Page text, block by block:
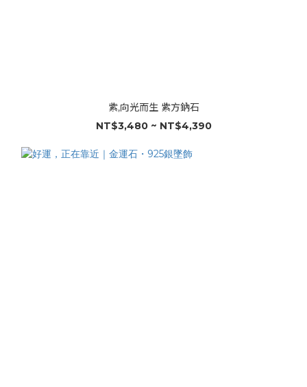
紫,向光而生 紫方鈉石
NT$3,480 ~ NT$4,390